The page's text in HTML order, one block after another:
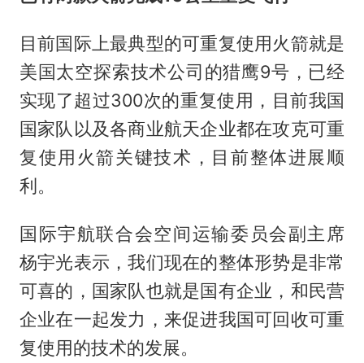
目前国际上最典型的可重复使用火箭就是
美国太空探索技术公司的猎鹰9号，已经
实现了超过300次的重复使用，目前我国
国家队以及各商业航天企业都在攻克可重
复使用火箭关键技术，目前整体进展顺
利。
国际宇航联合会空间运输委员会副主席
杨宇光表示，我们现在的整体形势是非常
可喜的，国家队也就是国有企业，和民营
企业在一起发力，来促进我国可回收可重
复使用的技术的发展。